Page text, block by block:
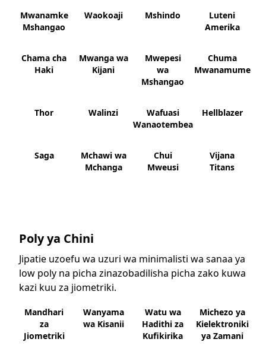
Mwanamke
Mshangao
Waokoaji Mshindo
Luteni
Amerika
Chama cha
Haki
Mwanga wa
Kijani
Mwepesi
wa
Mshangao
Chuma
Mwanamume
Thor Walinzi
Wafuasi
Wanaotembea
Hellblazer
Saga
Mchawi wa
Mchanga
Chui
Mweusi
Vijana
Titans
Poly ya Chini
Jipatie uzoefu wa uzuri wa minimalisti wa sanaa ya
low poly na picha zinazobadilisha picha zako kuwa
kazi kuu za jiometriki.
Mandhari
za
Jiometriki
Wanyama
wa Kisanii
Watu wa
Hadithi za
Kufikirika
Michezo ya
Kielektroniki
ya Zamani